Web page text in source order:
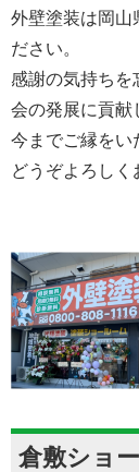
外壁塗装は岡山
ださい。
感謝の気持ちを
会の発展に貢献
今までご縁をい
どうぞよろしく
倉敷ショ